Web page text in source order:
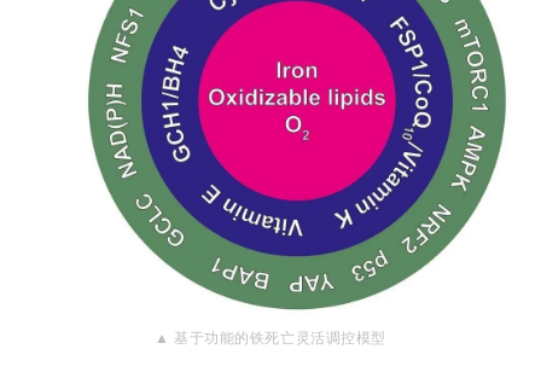
▲ 基于功能的铁死亡灵活调控模型